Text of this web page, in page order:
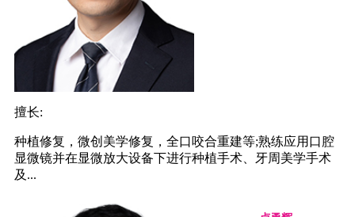
擅长:
种植修复，微创美学修复，全口咬合重建等;熟练应用口腔
显微镜并在显微放大设备下进行种植手术、牙周美学手术
及...